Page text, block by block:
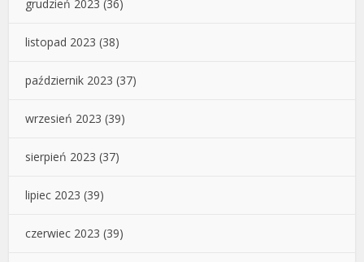
grudzień 2023 (36)
listopad 2023 (38)
październik 2023 (37)
wrzesień 2023 (39)
sierpień 2023 (37)
lipiec 2023 (39)
czerwiec 2023 (39)